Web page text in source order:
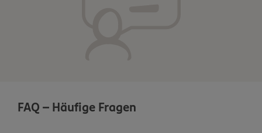
FAQ - Häufige Fragen